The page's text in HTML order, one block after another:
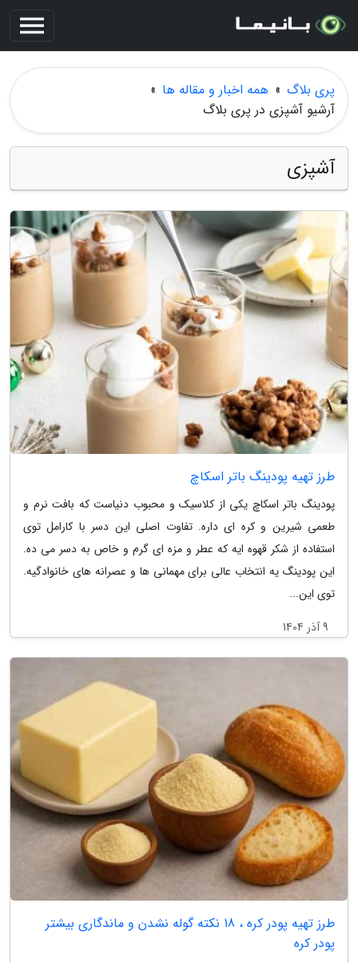
پری بلاگ » همه اخبار و مقاله ها »
آرشیو آشپزی در پری بلاگ
آشپزی
طرز تهیه پودینگ باتر اسکاچ
پودینگ باتر اسکاچ یکی از کلاسیک و محبوب دنیاست که بافت نرم و
طعمی شیرین و کره ای داره. تفاوت اصلی این دسر با کارامل توی
استفاده از شکر قهوه ایه که عطر و مزه ای گرم و خاص به دسر می ده.
این پودینگ یه انتخاب عالی برای مهمانی ها و عصرانه های خانوادگیه.
توی این...
9 آذر 1404
طرز تهیه پودر کره ، 18 نکته گوله نشدن و ماندگاری بیشتر
پودر کره